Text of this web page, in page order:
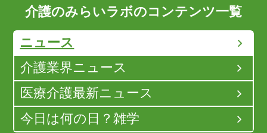
介護のみらいラボのコンテンツ一覧
ニュース
介護業界ニュース
医療介護最新ニュース
今日は何の日？雑学